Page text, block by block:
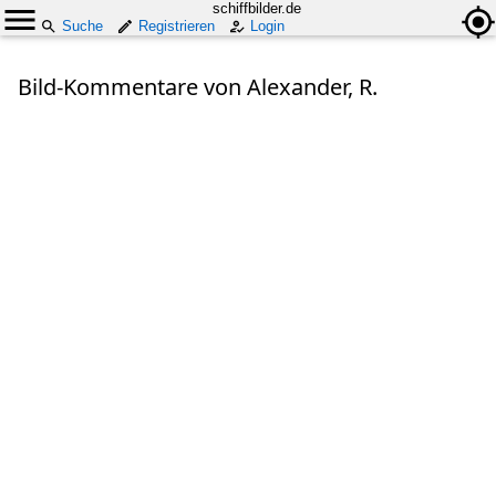
schiffbilder.de
Suche
Registrieren Login
Bild-Kommentare von Alexander, R.